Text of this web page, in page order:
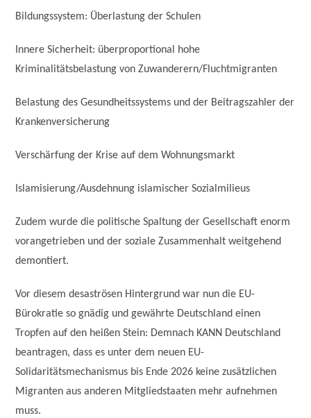
Bildungssystem: Überlastung der Schulen
Innere Sicherheit: überproportional hohe
Kriminalitätsbelastung von Zuwanderern/Fluchtmigranten
Belastung des Gesundheitssystems und der Beitragszahler der
Krankenversicherung
Verschärfung der Krise auf dem Wohnungsmarkt
Islamisierung/Ausdehnung islamischer Sozialmilieus
Zudem wurde die politische Spaltung der Gesellschaft enorm
vorangetrieben und der soziale Zusammenhalt weitgehend
demontiert.
Vor diesem desaströsen Hintergrund war nun die EU-
Bürokratie so gnädig und gewährte Deutschland einen
Tropfen auf den heißen Stein: Demnach KANN Deutschland
beantragen, dass es unter dem neuen EU-
Solidaritätsmechanismus bis Ende 2026 keine zusätzlichen
Migranten aus anderen Mitgliedstaaten mehr aufnehmen
muss.